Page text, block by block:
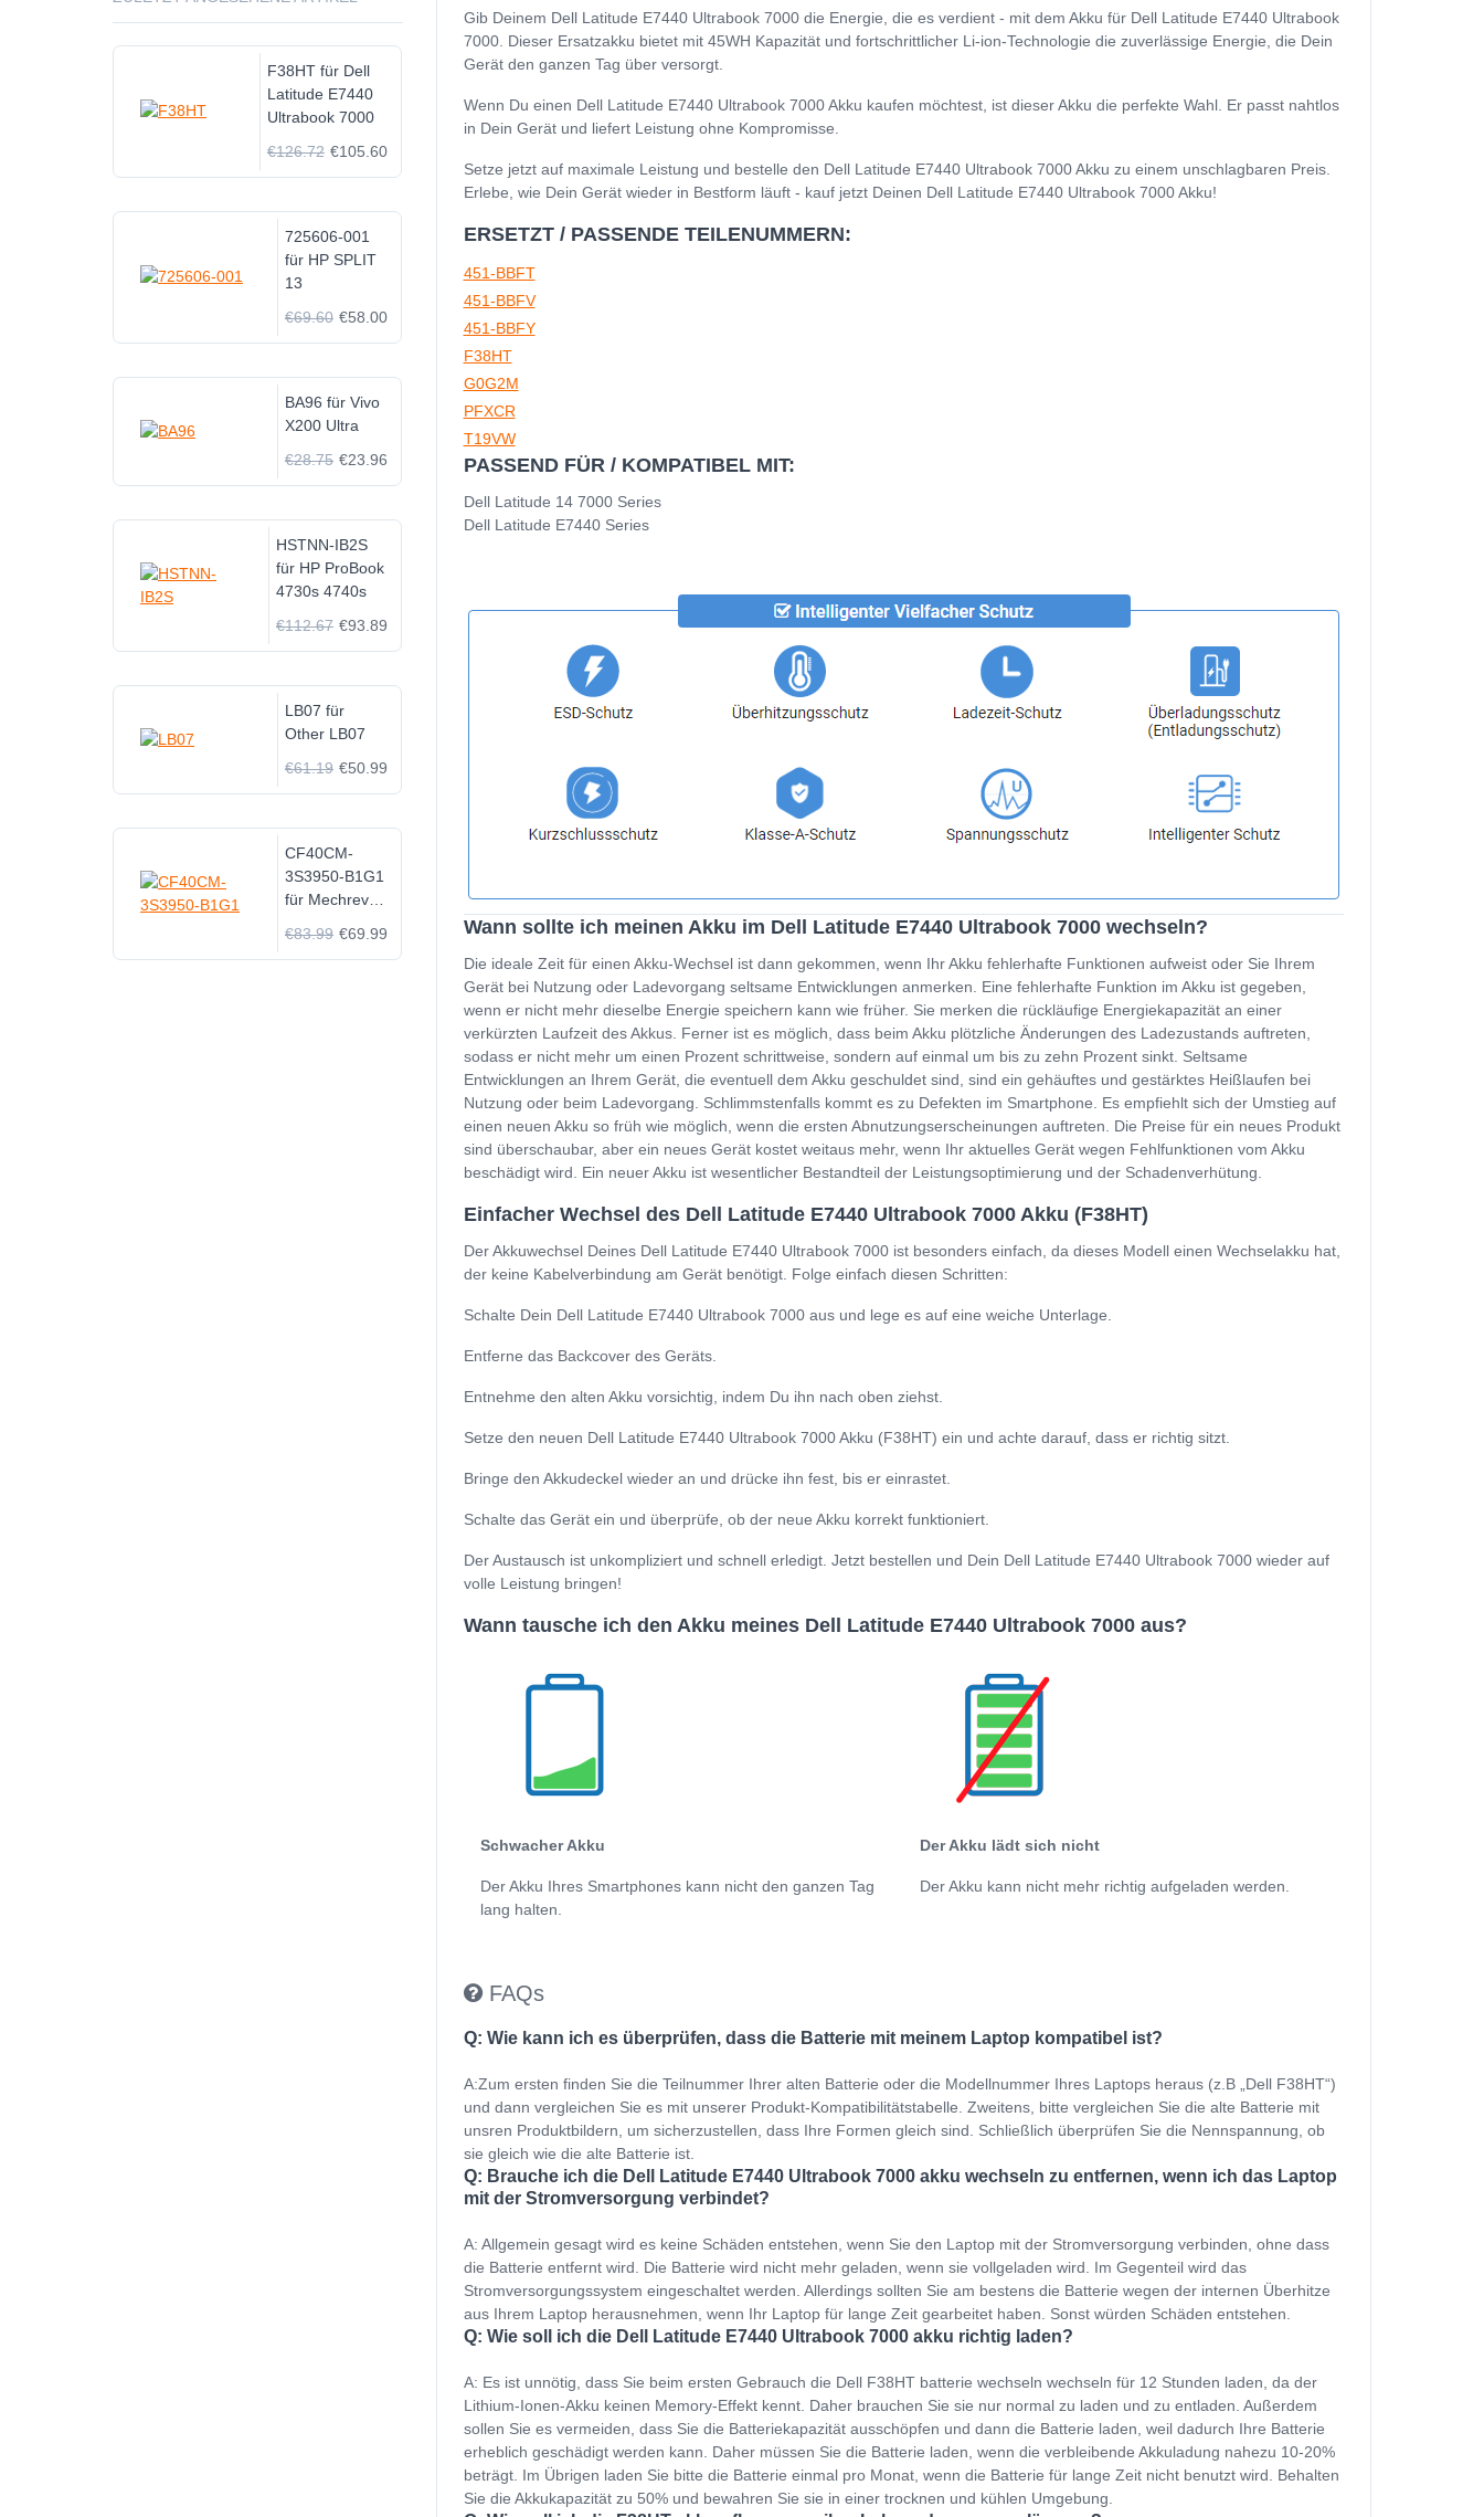
Gib Deinem Dell Latitude E7440 Ultrabook 7000 die Energie, die es verdient - mit dem Akku für Dell Latitude E7440 Ultrabook
7000. Dieser Ersatzakku bietet mit 45WH Kapazität und fortschrittlicher Li-ion-Technologie die zuverlässige Energie, die Dein
Gerät den ganzen Tag über versorgt.
Wenn Du einen Dell Latitude E7440 Ultrabook 7000 Akku kaufen möchtest, ist dieser Akku die perfekte Wahl. Er passt nahtlos
in Dein Gerät und liefert Leistung ohne Kompromisse.
Setze jetzt auf maximale Leistung und bestelle den Dell Latitude E7440 Ultrabook 7000 Akku zu einem unschlagbaren Preis.
Erlebe, wie Dein Gerät wieder in Bestform läuft - kauf jetzt Deinen Dell Latitude E7440 Ultrabook 7000 Akku!
ERSETZT / PASSENDE TEILENUMMERN:
451-BBFT
451-BBFV
451-BBFY
F38HT
G0G2M
PFXCR
T19VW
PASSEND FÜR / KOMPATIBEL MIT:
Dell Latitude 14 7000 Series
Dell Latitude E7440 Series
Wann sollte ich meinen Akku im Dell Latitude E7440 Ultrabook 7000 wechseln?
Die ideale Zeit für einen Akku-Wechsel ist dann gekommen, wenn Ihr Akku fehlerhafte Funktionen aufweist oder Sie Ihrem
Gerät bei Nutzung oder Ladevorgang seltsame Entwicklungen anmerken. Eine fehlerhafte Funktion im Akku ist gegeben,
wenn er nicht mehr dieselbe Energie speichern kann wie früher. Sie merken die rückläufige Energiekapazität an einer
verkürzten Laufzeit des Akkus. Ferner ist es möglich, dass beim Akku plötzliche Änderungen des Ladezustands auftreten,
sodass er nicht mehr um einen Prozent schrittweise, sondern auf einmal um bis zu zehn Prozent sinkt. Seltsame
Entwicklungen an Ihrem Gerät, die eventuell dem Akku geschuldet sind, sind ein gehäuftes und gestärktes Heißlaufen bei
Nutzung oder beim Ladevorgang. Schlimmstenfalls kommt es zu Defekten im Smartphone. Es empfiehlt sich der Umstieg auf
einen neuen Akku so früh wie möglich, wenn die ersten Abnutzungserscheinungen auftreten. Die Preise für ein neues Produkt
sind überschaubar, aber ein neues Gerät kostet weitaus mehr, wenn Ihr aktuelles Gerät wegen Fehlfunktionen vom Akku
beschädigt wird. Ein neuer Akku ist wesentlicher Bestandteil der Leistungsoptimierung und der Schadenverhütung.
Einfacher Wechsel des Dell Latitude E7440 Ultrabook 7000 Akku (F38HT)
Der Akkuwechsel Deines Dell Latitude E7440 Ultrabook 7000 ist besonders einfach, da dieses Modell einen Wechselakku hat,
der keine Kabelverbindung am Gerät benötigt. Folge einfach diesen Schritten:
Schalte Dein Dell Latitude E7440 Ultrabook 7000 aus und lege es auf eine weiche Unterlage.
Entferne das Backcover des Geräts.
Entnehme den alten Akku vorsichtig, indem Du ihn nach oben ziehst.
Setze den neuen Dell Latitude E7440 Ultrabook 7000 Akku (F38HT) ein und achte darauf, dass er richtig sitzt.
Bringe den Akkudeckel wieder an und drücke ihn fest, bis er einrastet.
Schalte das Gerät ein und überprüfe, ob der neue Akku korrekt funktioniert.
Der Austausch ist unkompliziert und schnell erledigt. Jetzt bestellen und Dein Dell Latitude E7440 Ultrabook 7000 wieder auf
volle Leistung bringen!
Wann tausche ich den Akku meines Dell Latitude E7440 Ultrabook 7000 aus?
Schwacher Akku
Der Akku Ihres Smartphones kann nicht den ganzen Tag
lang halten.
Der Akku lädt sich nicht
Der Akku kann nicht mehr richtig aufgeladen werden.
FAQs
Q: Wie kann ich es überprüfen, dass die Batterie mit meinem Laptop kompatibel ist?
A:Zum ersten finden Sie die Teilnummer Ihrer alten Batterie oder die Modellnummer Ihres Laptops heraus (z.B „Dell F38HT“)
und dann vergleichen Sie es mit unserer Produkt-Kompatibilitätstabelle. Zweitens, bitte vergleichen Sie die alte Batterie mit
unsren Produktbildern, um sicherzustellen, dass Ihre Formen gleich sind. Schließlich überprüfen Sie die Nennspannung, ob
sie gleich wie die alte Batterie ist.
Q: Brauche ich die Dell Latitude E7440 Ultrabook 7000 akku wechseln zu entfernen, wenn ich das Laptop
mit der Stromversorgung verbindet?
A: Allgemein gesagt wird es keine Schäden entstehen, wenn Sie den Laptop mit der Stromversorgung verbinden, ohne dass
die Batterie entfernt wird. Die Batterie wird nicht mehr geladen, wenn sie vollgeladen wird. Im Gegenteil wird das
Stromversorgungssystem eingeschaltet werden. Allerdings sollten Sie am bestens die Batterie wegen der internen Überhitze
aus Ihrem Laptop herausnehmen, wenn Ihr Laptop für lange Zeit gearbeitet haben. Sonst würden Schäden entstehen.
Q: Wie soll ich die Dell Latitude E7440 Ultrabook 7000 akku richtig laden?
A: Es ist unnötig, dass Sie beim ersten Gebrauch die Dell F38HT batterie wechseln wechseln für 12 Stunden laden, da der
Lithium-Ionen-Akku keinen Memory-Effekt kennt. Daher brauchen Sie sie nur normal zu laden und zu entladen. Außerdem
sollen Sie es vermeiden, dass Sie die Batteriekapazität ausschöpfen und dann die Batterie laden, weil dadurch Ihre Batterie
erheblich geschädigt werden kann. Daher müssen Sie die Batterie laden, wenn die verbleibende Akkuladung nahezu 10-20%
beträgt. Im Übrigen laden Sie bitte die Batterie einmal pro Monat, wenn die Batterie für lange Zeit nicht benutzt wird. Behalten
Sie die Akkukapazität zu 50% und bewahren Sie sie in einer trocknen und kühlen Umgebung.
F38HT für Dell
Latitude E7440
Ultrabook 7000
€126.72 €105.60
725606-001
für HP SPLIT
13
€69.60 €58.00
BA96 für Vivo
X200 Ultra
€28.75 €23.96
HSTNN-IB2S
für HP ProBook
4730s 4740s
€112.67 €93.89
LB07 für
Other LB07
€61.19 €50.99
CF40CM-
3S3950-B1G1
für Mechrevo
€83.99 €69.99